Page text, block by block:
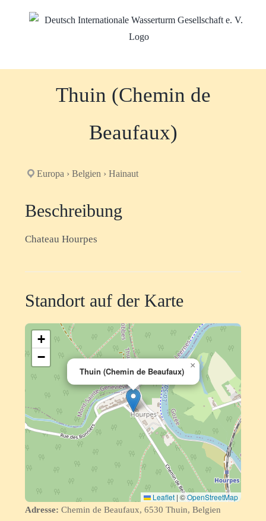
Thuin (Chemin de
Beaufaux)
Europa › Belgien › Hainaut
Beschreibung
Chateau Hourpes
Standort auf der Karte
Thuin (Chemin de Beaufaux)
×
+
−
Leaflet | ©OpenStreetMap
Adresse: Chemin de Beaufaux, 6530 Thuin, Belgien